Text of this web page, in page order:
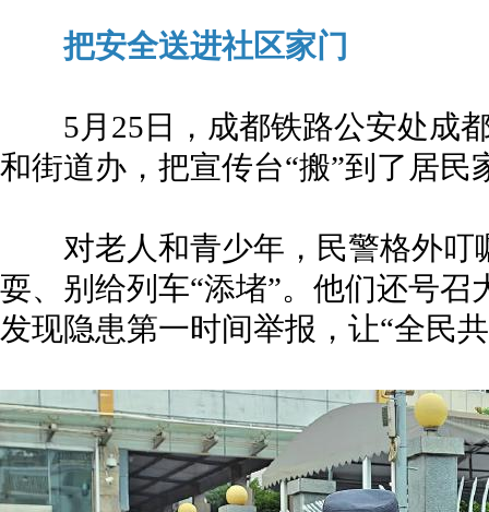
把安全送进社区家门
5月25日，成都铁路公安处成都
和街道办，把宣传台“搬”到了居民
对老人和青少年，民警格外叮
耍、别给列车“添堵”。他们还号召
发现隐患第一时间举报，让“全民